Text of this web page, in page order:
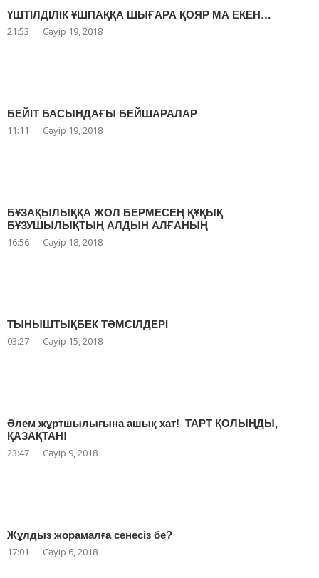
ҮШТІЛДІЛІК ҰШПАҚҚА ШЫҒАРА ҚОЯР МА ЕКЕН…
21:53 Сәуір 19, 2018
БЕЙІТ БАСЫНДАҒЫ БЕЙШАРАЛАР
11:11 Сәуір 19, 2018
БҰЗАҚЫЛЫҚҚА ЖОЛ БЕРМЕСЕҢ ҚҰҚЫҚ
БҰЗУШЫЛЫҚТЫҢ АЛДЫН АЛҒАНЫҢ
16:56 Сәуір 18, 2018
ТЫНЫШТЫҚБЕК ТӘМСІЛДЕРІ
03:27 Сәуір 15, 2018
Әлем жұртшылығына ашық хат! ТАРТ ҚОЛЫҢДЫ,
ҚАЗАҚТАН!
23:47 Сәуір 9, 2018
Жұлдыз жорамалға сенесіз бе?
17:01 Сәуір 6, 2018